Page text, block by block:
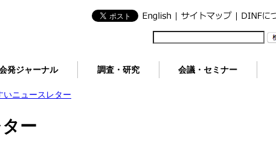
発ジャーナル 調査・研究 会議・セミナー
いニュースレター
ー